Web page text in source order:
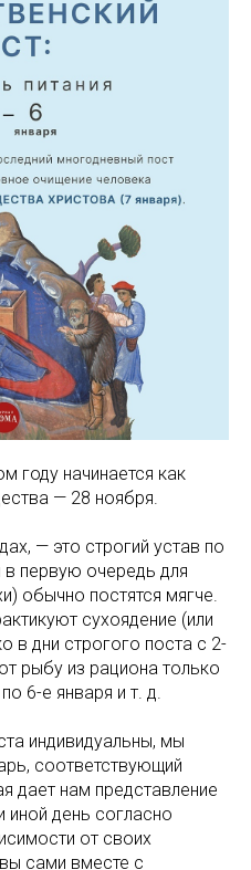
году начинается как
— 28 ноября.
— это строгий устав по
в первую очередь для
обычно постятся мягче.
сухоядение (или
в дни строгого поста с 2-
рыбу из рациона только
6-е января и т. д.
индивидуальны, мы
соответствующий
дает нам представление
иной день согласно
от своих
сами вместе с